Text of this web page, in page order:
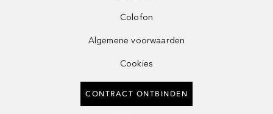
Colofon
Algemene voorwaarden
Cookies
CONTRACT ONTBINDEN